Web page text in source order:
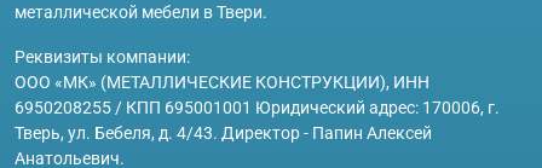
металлической мебели в Твери.
Реквизиты компании:
ООО «МК» (МЕТАЛЛИЧЕСКИЕ КОНСТРУКЦИИ), ИНН
6950208255 / КПП 695001001 Юридический адрес: 170006, г.
Тверь, ул. Бебеля, д. 4/43. Директор - Папин Алексей
Анатольевич.